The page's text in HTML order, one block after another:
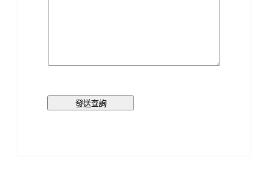
發送查詢